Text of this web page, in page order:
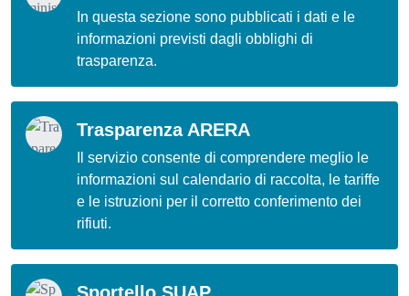
In questa sezione sono pubblicati i dati e le
informazioni previsti dagli obblighi di
trasparenza.
Trasparenza ARERA
Il servizio consente di comprendere meglio le
informazioni sul calendario di raccolta, le tariffe
e le istruzioni per il corretto conferimento dei
rifiuti.